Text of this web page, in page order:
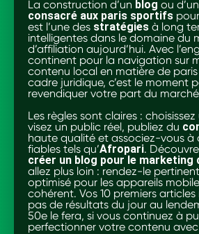
La construction d’un blog ou d’un
consacré aux paris sportifs
est l’une des stratégies à long
intelligentes dans le domaine du
d’affiliation aujourd’hui. Avec
continent pour la navigation sur
contenu local en matière de paris
cadre juridique, c’est le moment
revendiquer votre part du
Les règles sont claires :
visez un public réel, publiez du
haute qualité et associez-vous à
fiables tels qu’Afropari.
créer un blog pour le marketing
allez plus loin : rendez-le
optimisé pour les appareils
cohérent. Vos 10 premiers
pas de résultats du jour au
50e le fera, si vous continuez à
perfectionner votre contenu avec